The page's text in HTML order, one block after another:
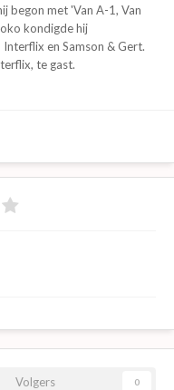
begon met 'Van A-1, Van
kondigde hij
en Samson & Gert.
te gast.
Volgers 0